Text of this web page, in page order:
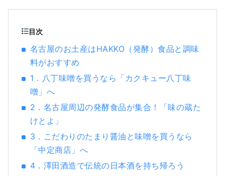
本の中部地区に位置し、空路・陸路共に、ハ
ブとなる名古屋。 恵まれた自然環境と風土に
よって、独特の発酵食文化を育んできまし
まりなどの醸造業が盛んです。徳川家康の生
誕地である西三河は「八丁味噌」や「白醤
油」といったユニークな発酵調味料の歴史を
紡いでいます。
目次
名古屋のお土産はHAKKO（発酵）食品と調味
料がおすすめ
1．八丁味噌を買うなら「カクキュー八丁味
噌」へ
2．名古屋周辺の発酵食品が集合！「味の蔵た
けとよ」
3．こだわりのたまり醤油と味噌を買うなら
「中定商店」へ
4．澤田酒造で伝統の日本酒を持ち帰ろう